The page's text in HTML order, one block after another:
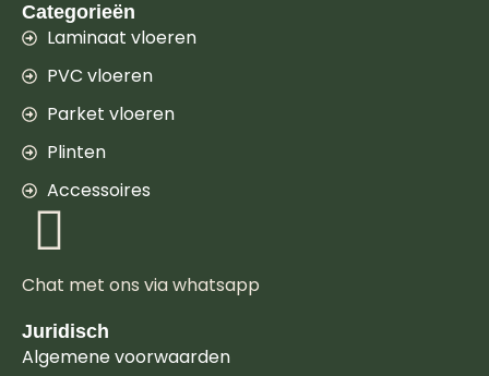
Categorieën
Laminaat vloeren
PVC vloeren
Parket vloeren
Plinten
Accessoires
Chat met ons via whatsapp
Juridisch
Algemene voorwaarden